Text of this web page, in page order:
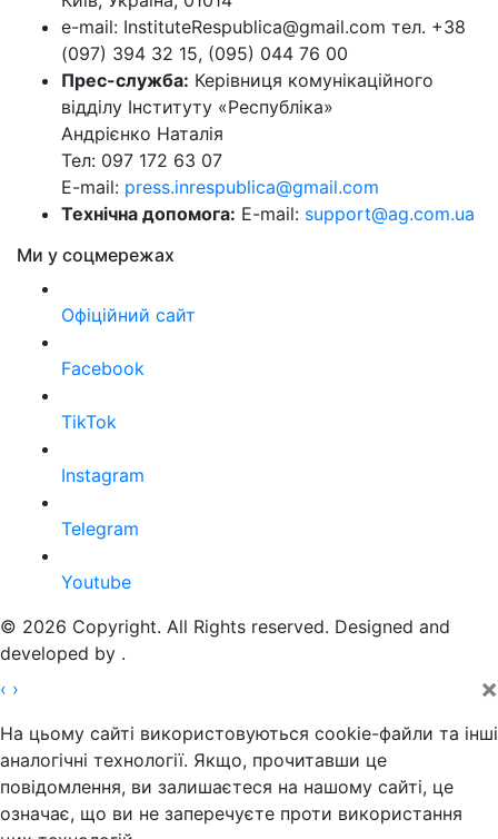
e-mail: InstituteRespublica@gmail.com тел. +38
(097) 394 32 15, (095) 044 76 00
Прес-служба: Керівниця комунікаційного
відділу Інституту «Республіка»
Андрієнко Наталія
Тел: 097 172 63 07
E-mail: press.inrespublica@gmail.com
Технічна допомога: E-mail: support@ag.com.ua
Ми у соцмережах
Офіційний сайт
Facebook
TikTok
Instagram
Telegram
Youtube
© 2026 Copyright. All Rights reserved. Designed and
developed by .
‹ › ×
На цьому сайті використовуються cookie-файли та інші
аналогічні технології. Якщо, прочитавши це
повідомлення, ви залишаєтеся на нашому сайті, це
означає, що ви не заперечуєте проти використання